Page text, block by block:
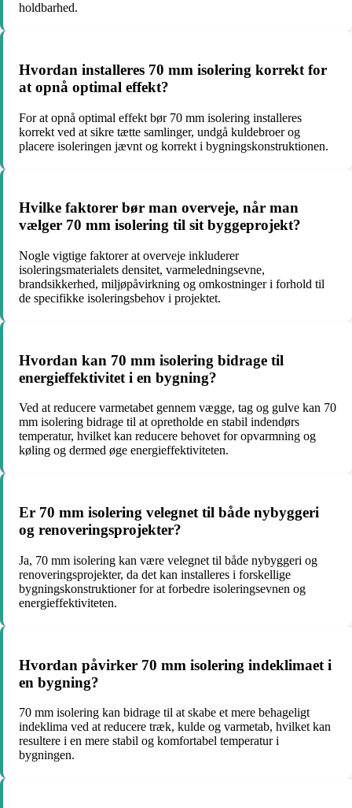
holdbarhed.
Hvordan installeres 70 mm isolering korrekt for
at opnå optimal effekt?
For at opnå optimal effekt bør 70 mm isolering installeres
korrekt ved at sikre tætte samlinger, undgå kuldebroer og
placere isoleringen jævnt og korrekt i bygningskonstruktionen.
Hvilke faktorer bør man overveje, når man
vælger 70 mm isolering til sit byggeprojekt?
Nogle vigtige faktorer at overveje inkluderer
isoleringsmaterialets densitet, varmeledningsevne,
brandsikkerhed, miljøpåvirkning og omkostninger i forhold til
de specifikke isoleringsbehov i projektet.
Hvordan kan 70 mm isolering bidrage til
energieffektivitet i en bygning?
Ved at reducere varmetabet gennem vægge, tag og gulve kan 70
mm isolering bidrage til at opretholde en stabil indendørs
temperatur, hvilket kan reducere behovet for opvarmning og
køling og dermed øge energieffektiviteten.
Er 70 mm isolering velegnet til både nybyggeri
og renoveringsprojekter?
Ja, 70 mm isolering kan være velegnet til både nybyggeri og
renoveringsprojekter, da det kan installeres i forskellige
bygningskonstruktioner for at forbedre isoleringsevnen og
energieffektiviteten.
Hvordan påvirker 70 mm isolering indeklimaet i
en bygning?
70 mm isolering kan bidrage til at skabe et mere behageligt
indeklima ved at reducere træk, kulde og varmetab, hvilket kan
resultere i en mere stabil og komfortabel temperatur i
bygningen.